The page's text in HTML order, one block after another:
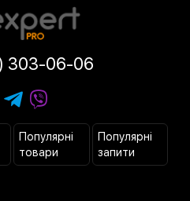
303-06-06
Популярні
товари
Популярні
запити